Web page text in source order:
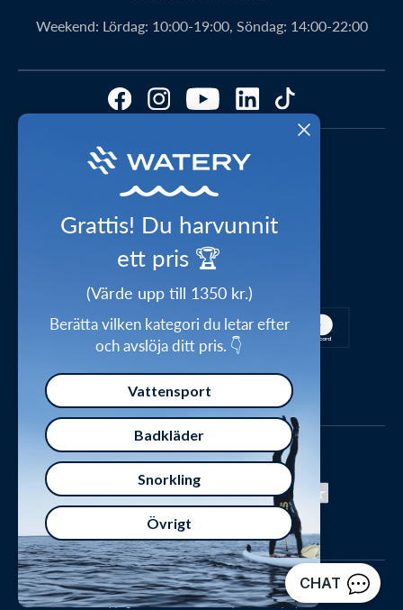
Bästa produktrekommendationer
Storleksguider
Videostudio
Shop the look
Inspirations universum
Ge bort ett presentkort
Försäkran om överensstämmelse
Watery-ambassadör
Kundomdömen
Press
Waterylife – Guider från experter
Integritetspolicy
Handelsvillkor
Weekend: Lördag: 10:00-19:00, Söndag: 14:00-22:00
1-2 dagars leverans
Säker betalning
Norgesvej 5, 8700 Horsens, Danmark, Organisationsnummer: 502082-6953
Copyright © 2016–2026 Watery.se, Watery ApS
Grattis! Du harvunnit
ett pris 🏆
(Värde upp till 1350 kr.)
Berätta vilken kategori du letar efter
och avslöja ditt pris. 👇
Vattensport
Badkläder
Snorkling
Övrigt